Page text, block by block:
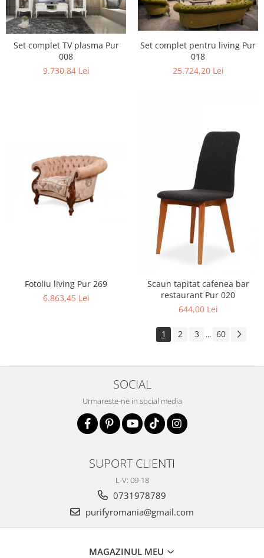
Set complet TV plasma Pur
008
9.730,84 Lei
Set complet pentru living Pur
018
25.724,20 Lei
Fotoliu living Pur 269
6.863,45 Lei
Scaun tapitat cafenea bar
restaurant Pur 020
644,00 Lei
1 2 3 ... 60
SOCIAL
Urmareste-ne in social media
SUPORT CLIENTI
L-V: 09-18
0731978789
purifyromania@gmail.com
MAGAZINUL MEU